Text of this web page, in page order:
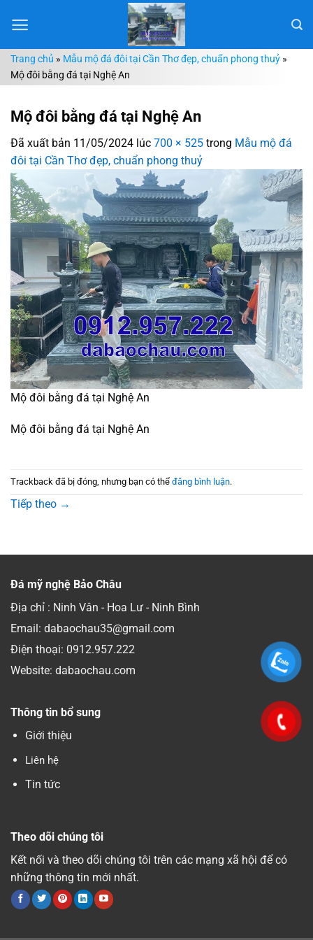
đến
dungTrang chủ » Mẫu mộ đá đôi tại Cần Thơ đẹp, chuẩn phong thuỷ »
Mộ đôi bằng đá tại Nghệ An
Mộ đôi bằng đá tại Nghệ An
Đã xuất bản 11/05/2024 lúc 700 × 525 trong Mẫu mộ đá
đôi tại Cần Thơ đẹp, chuẩn phong thuỷ
Mộ đôi bằng đá tại Nghệ An
Mộ đôi bằng đá tại Nghệ An
Trackback đã bị đóng, nhưng bạn có thể đăng bình luận.
Tiếp theo →
Đá mỹ nghệ Bảo Châu
Địa chỉ : Ninh Vân - Hoa Lư - Ninh Bình
Email: dabaochau35@gmail.com
Điện thoại: 0912.957.222
Website: dabaochau.com
Thông tin bổ sung
Giới thiệu
Liên hệ
Tin tức
Theo dõi chúng tôi
Kết nối và theo dõi chúng tôi trên các mạng xã hội để có
những thông tin mới nhất.